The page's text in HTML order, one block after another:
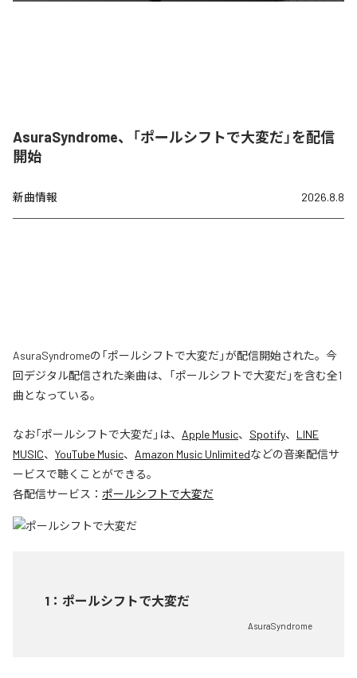
AsuraSyndrome、「ポールシフトで大変だ」を配信
開始
新曲情報 2026.8.8
AsuraSyndromeの「ポールシフトで大変だ」が配信開始された。今
回デジタル配信された楽曲は、「ポールシフトで大変だ」を含む全1
曲となっている。
なお「ポールシフトで大変だ 」は、 Apple Music、 Spotify、 LINE
MUSIC、 YouTube Music、 Amazon Music Unlimitedなどの音楽配信サ
ービスで聴くことができる。
各配信サービス： ポールシフトで大変だ
1 ： ポールシフトで大変だ
AsuraSyndrome